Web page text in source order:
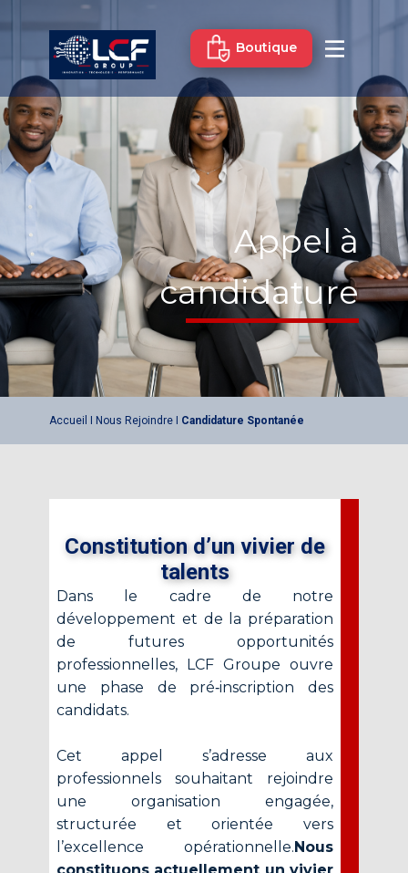
Boutique
Appel à
candidature
Accueil I Nous Rejoindre I Candidature Spontanée
Constitution d’un vivier de
talents
Dans le cadre de notre
développement et de la préparation
de futures opportunités
professionnelles, LCF Groupe ouvre
une phase de pré‑inscription des
candidats.
Cet appel s’adresse aux
professionnels souhaitant rejoindre
une organisation engagée,
structurée et orientée vers
l’excellence opérationnelle.Nous